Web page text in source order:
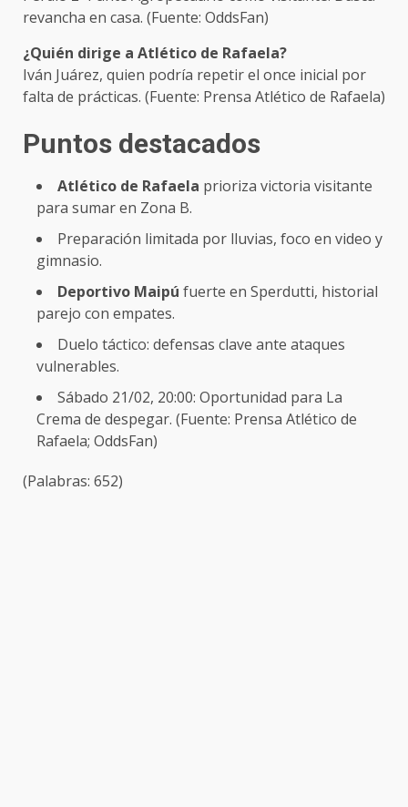
revancha en casa. (Fuente: OddsFan)
¿Quién dirige a Atlético de Rafaela?
Iván Juárez, quien podría repetir el once inicial por
falta de prácticas. (Fuente: Prensa Atlético de Rafaela)
Puntos destacados
Atlético de Rafaela prioriza victoria visitante
para sumar en Zona B.
Preparación limitada por lluvias, foco en video y
gimnasio.
Deportivo Maipú fuerte en Sperdutti, historial
parejo con empates.
Duelo táctico: defensas clave ante ataques
vulnerables.
Sábado 21/02, 20:00: Oportunidad para La
Crema de despegar. (Fuente: Prensa Atlético de
Rafaela; OddsFan)
(Palabras: 652)